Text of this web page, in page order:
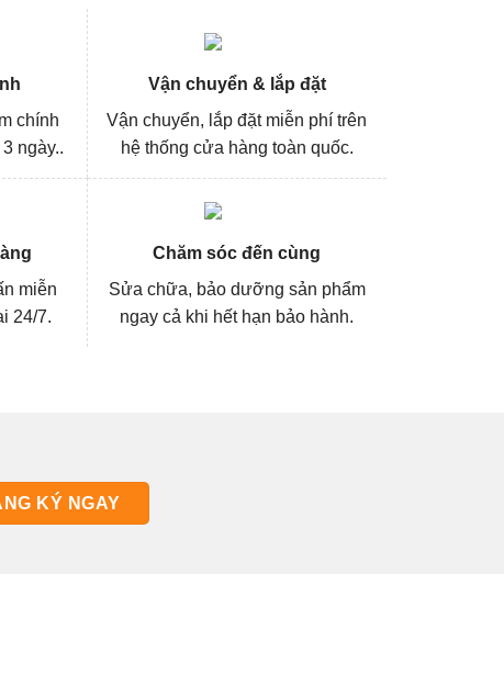
chính
ngày..
Vận chuyển & lắp đặt
Vận chuyển, lắp đặt miễn phí trên
hệ thống cửa hàng toàn quốc.
miễn
24/7.
Chăm sóc đến cùng
Sửa chữa, bảo dưỡng sản phẩm
ngay cả khi hết hạn bảo hành.